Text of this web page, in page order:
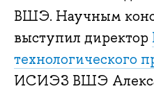
ВШЭ. Научным
выступил директор
технологического
ИСИЭЗ ВШЭ